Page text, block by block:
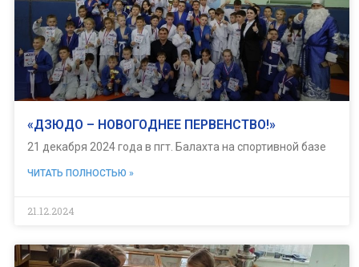
«ДЗЮДО – НОВОГОДНЕЕ ПЕРВЕНСТВО!»
21 декабря 2024 года в пгт. Балахта на спортивной базе
ЧИТАТЬ ПОЛНОСТЬЮ »
21.12.2024